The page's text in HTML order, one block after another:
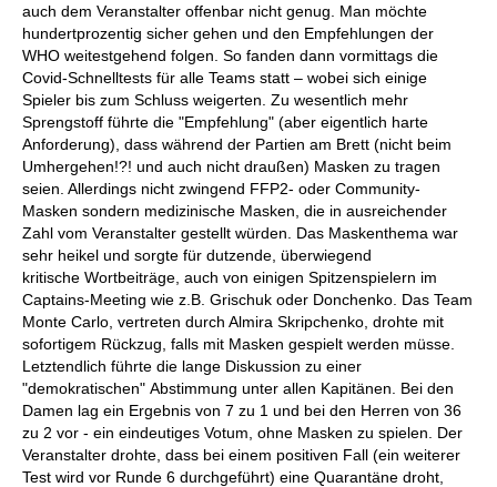
auch dem Veranstalter offenbar nicht genug. Man möchte
hundertprozentig sicher gehen und den Empfehlungen der
WHO weitestgehend folgen. So fanden dann vormittags die
Covid-Schnelltests für alle Teams statt – wobei sich einige
Spieler bis zum Schluss weigerten. Zu wesentlich mehr
Sprengstoff führte die "Empfehlung" (aber eigentlich harte
Anforderung), dass während der Partien am Brett (nicht beim
Umhergehen!?! und auch nicht draußen) Masken zu tragen
seien. Allerdings nicht zwingend FFP2- oder Community-
Masken sondern medizinische Masken, die in ausreichender
Zahl vom Veranstalter gestellt würden. Das Maskenthema war
sehr heikel und sorgte für dutzende, überwiegend
kritische Wortbeiträge, auch von einigen Spitzenspielern im
Captains-Meeting wie z.B. Grischuk oder Donchenko. Das Team
Monte Carlo, vertreten durch Almira Skripchenko, drohte mit
sofortigem Rückzug, falls mit Masken gespielt werden müsse.
Letztendlich führte die lange Diskussion zu einer
"demokratischen" Abstimmung unter allen Kapitänen. Bei den
Damen lag ein Ergebnis von 7 zu 1 und bei den Herren von 36
zu 2 vor - ein eindeutiges Votum, ohne Masken zu spielen. Der
Veranstalter drohte, dass bei einem positiven Fall (ein weiterer
Test wird vor Runde 6 durchgeführt) eine Quarantäne droht,